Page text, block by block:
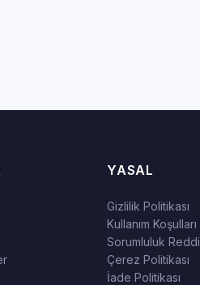
YASAL
Gizlilik Politikası
Kullanım Koşulları
Sorumluluk Reddi
Çerez Politikası
İade Politikası